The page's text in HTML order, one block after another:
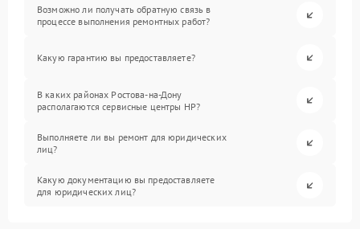
Возможно ли получать обратную связь в
процессе выполнения ремонтных работ?
Какую гарантию вы предоставляете?
В каких районах Ростова-на-Дону
располагаются сервисные центры HP?
Выполняете ли вы ремонт для юридических
лиц?
Какую документацию вы предоставляете
для юридических лиц?